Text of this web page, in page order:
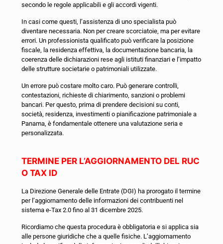
secondo le regole applicabili e gli accordi vigenti.
In casi come questi, l’assistenza di uno specialista può
diventare necessaria. Non per creare scorciatoie, ma per evitare
errori. Un professionista qualificato può verificare la posizione
fiscale, la residenza effettiva, la documentazione bancaria, la
coerenza delle dichiarazioni rese agli istituti finanziari e l’impatto
delle strutture societarie o patrimoniali utilizzate.
Un errore può costare molto caro. Può generare controlli,
contestazioni, richieste di chiarimento, sanzioni o problemi
bancari. Per questo, prima di prendere decisioni su conti,
società, residenza, investimenti o pianificazione patrimoniale a
Panama, è fondamentale ottenere una valutazione seria e
personalizzata.
TERMINE PER L’AGGIORNAMENTO DEL RUC
O TAX ID
La Direzione Generale delle Entrate (DGI) ha prorogato il termine
per l’aggiornamento delle informazioni dei contribuenti nel
sistema e-Tax 2.0 fino al 31 dicembre 2025.
Ricordiamo che questa procedura è obbligatoria e si applica sia
alle persone giuridiche che a quelle fisiche. L’aggiornamento